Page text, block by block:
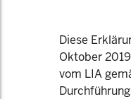
Diese
Oktober
vom LIA